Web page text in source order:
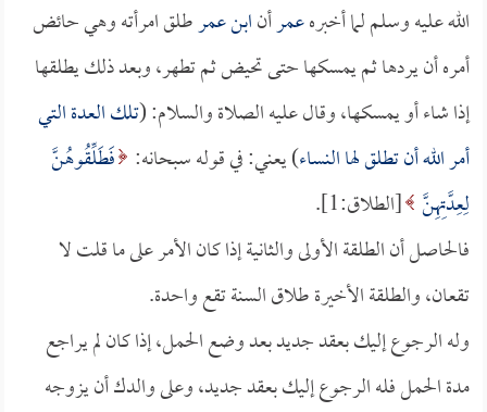
الله عليه وسلم لما أخبرهعمرأنابن عمرطلق امرأته وهي حائض
أمره أن يردها ثم يمسكها حتى تحيض ثم تطهر، وبعد ذلك يطلقها
إذا شاء أو يمسكها، وقال عليه الصلاة والسلام: (تلك العدة التي
أمر الله أن تطلق لها النساء) يعني: في قوله سبحانه: فَطَلِّقُوهُنَّ
لِعِدَّتِهِنَّ [الطلاق:1].
فالحاصل أن الطلقة الأولى والثانية إذا كان الأمر على ما قلت لا
تقعان، والطلقة الأخيرة طلاق السنة تقع واحدة.
وله الرجوع إليك بعقد جديد بعد وضع الحمل، إذا كان لم يراجع
مدة الحمل فله الرجوع إليك بعقد جديد، وعلى والدك أن يزوجه